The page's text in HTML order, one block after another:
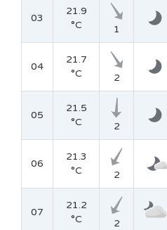
03
21.9
°C
1
04
21.7
°C
2
05
21.5
°C
2
06
21.3
°C
2
07
21.2
°C
2